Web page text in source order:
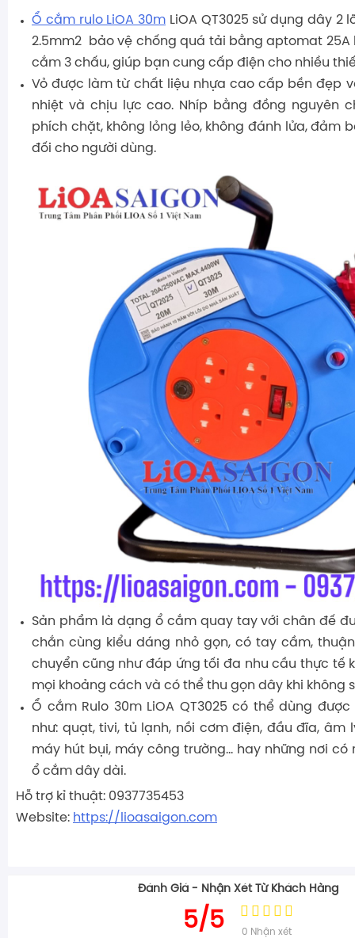
Ổ cắm rulo LiOA 30m LiOA QT3025 sử dụng dây 2
2.5mm2 bảo vệ chống quá tải bằng aptomat 25A
cắm 3 chấu, giúp bạn cung cấp điện cho nhiều
Vỏ được làm từ chất liệu nhựa cao cấp bền đẹp
nhiệt và chịu lực cao. Nhíp bằng đồng nguyên
phích chặt, không lỏng lẻo, không đánh lửa, đảm
đối cho người dùng.
Sản phẩm là dạng ổ cắm quay tay với chân đế
chắn cùng kiểu dáng nhỏ gọn, có tay cầm,
chuyển cũng như đáp ứng tối đa nhu cầu thực tế
mọi khoảng cách và có thể thu gọn dây khi không
Ổ cắm Rulo 30m LiOA QT3025 có thể dùng
như: quạt, tivi, tủ lạnh, nồi cơm điện, đầu đĩa, âm
máy hút bụi, máy công trường… hay những nơi có
ổ cắm dây dài.
Hỗ trợ kỉ thuật: 0937735453
Website: https://lioasaigon.com
Đánh Giá - Nhận Xét Từ Khách Hàng
5/5 0 Nhận xét